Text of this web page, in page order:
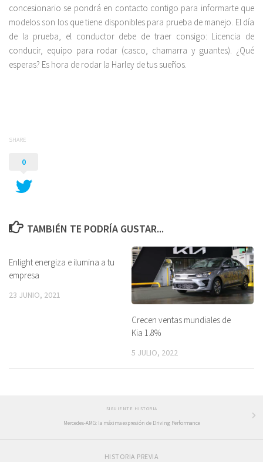
concesionario se pondrá en contacto contigo para informarte que
modelos son los que tiene disponibles para prueba de manejo. El día
de la prueba, el conductor debe de traer consigo: Licencia de
conducir, equipo para rodar (casco, chamarra y guantes). ¿Qué
esperas? Es hora de rodar la Harley de tus sueños.
SHARE
0
TAMBIÉN TE PODRÍA GUSTAR...
Enlight energiza e ilumina a tu
empresa
23 JUNIO, 2021
Crecen ventas mundiales de
Kia 1.8%
5 JULIO, 2022
SIGUIENTE HISTORIA
Mercedes-AMG: la máxima expresión de Driving Performance
HISTORIA PREVIA